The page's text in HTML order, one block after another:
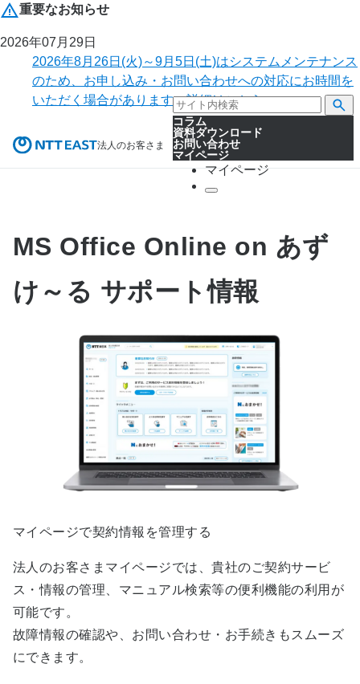
重要なお知らせ
2026年07月29日
2026年8月26日(火)～9月5日(土)はシステムメンテナンス
のため、お申し込み・お問い合わせへの対応にお時間を
いただく場合があります。詳細はこちら。
法人のお客さま
コラム
資料ダウンロード
お問い合わせ
マイページ
マイページ
MS Office Online on あず
け～る サポート情報
マイページで契約情報を管理する
法人のお客さまマイページでは、貴社のご契約サービ
ス・情報の管理、マニュアル検索等の便利機能の利用が
可能です。
故障情報の確認や、お問い合わせ・お手続きもスムーズ
にできます。